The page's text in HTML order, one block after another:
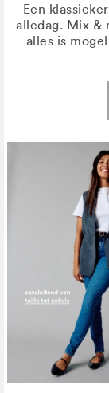
Een
alledag. Mix &
alles is